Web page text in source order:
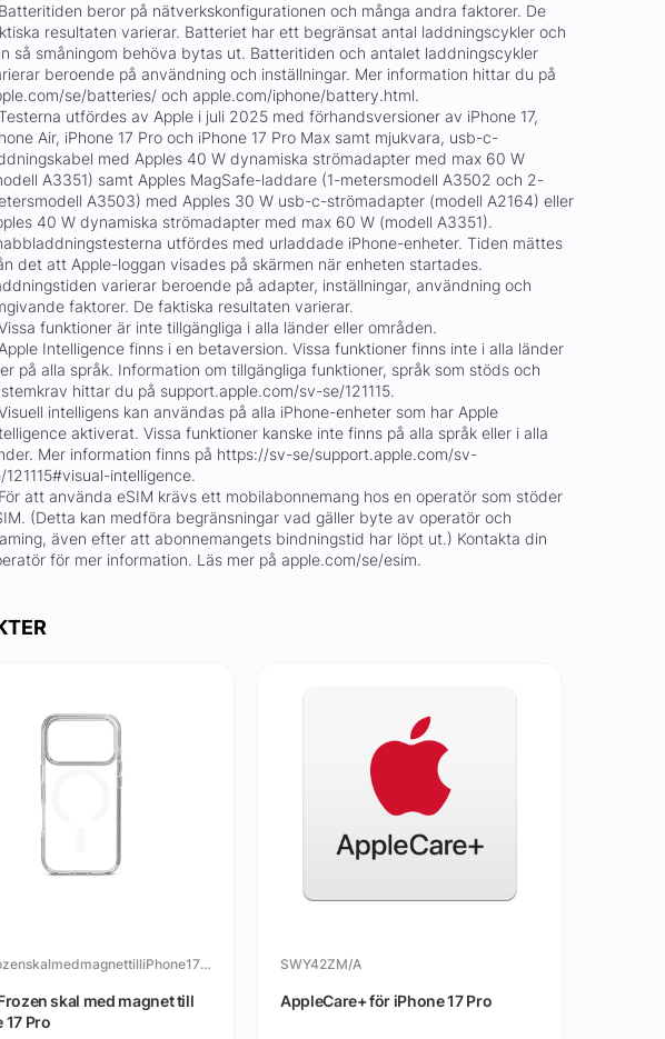
beror på nätverkskonfigurationen och många andra faktorer. De
resultaten varierar. Batteriet har ett begränsat antal laddningscykler och
så småningom behöva bytas ut. Batteritiden och antalet laddningscykler
beroende på användning och inställningar. Mer information hittar du på
se/batteries/ och apple.com/iphone/battery.html.
utfördes av Apple i juli 2025 med förhandsversioner av iPhone 17,
Air, iPhone 17 Pro och iPhone 17 Pro Max samt mjukvara, usb-c-
med Apples 40 W dynamiska strömadapter med max 60 W
A3351) samt Apples MagSafe-laddare (1-metersmodell A3502 och 2-
A3503) med Apples 30 W usb-c-strömadapter (modell A2164) eller
40 W dynamiska strömadapter med max 60 W (modell A3351).
utfördes med urladdade iPhone-enheter. Tiden mättes
det att Apple-loggan visades på skärmen när enheten startades.
varierar beroende på adapter, inställningar, användning och
faktorer. De faktiska resultaten varierar.
funktioner är inte tillgängliga i alla länder eller områden.
Intelligence finns i en betaversion. Vissa funktioner finns inte i alla länder
på alla språk. Information om tillgängliga funktioner, språk som stöds och
hittar du på support.apple.com/sv-se/121115.
intelligens kan användas på alla iPhone-enheter som har Apple
aktiverat. Vissa funktioner kanske inte finns på alla språk eller i alla
Mer information finns på https://sv-se/support.apple.com/sv-
121115#visual-intelligence.
att använda eSIM krävs ett mobilabonnemang hos en operatör som stöder
(Detta kan medföra begränsningar vad gäller byte av operatör och
även efter att abonnemangets bindningstid har löpt ut.) Kontakta din
för mer information. Läs mer på apple.com/se/esim.
C&CFrozenskalmedmagnettilliPhone17Pro
skal med magnet till
17 Pro
SWY42ZM/A
AppleCare+ för iPhone 17 Pro